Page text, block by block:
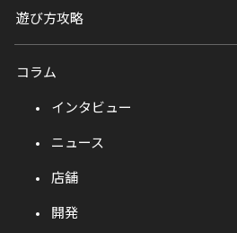
遊び方攻略
コラム
インタビュー
ニュース
店舗
開発